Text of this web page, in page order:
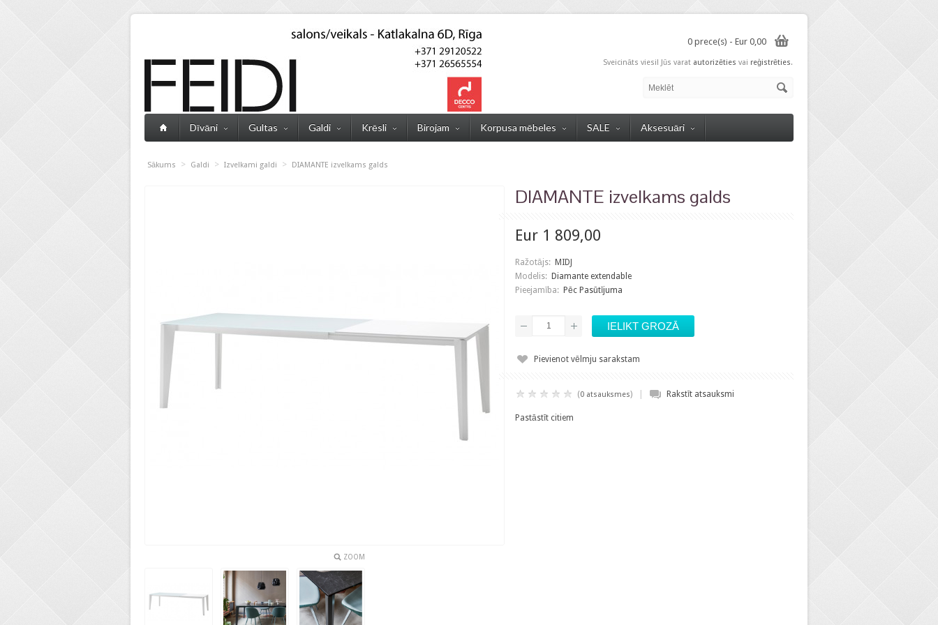
Sveicināts viesi! Jūs varat autorizēties vai reģistrēties.
0 prece(s) - Eur 0,00
Dīvāni Gultas Galdi Krēsli Birojam Korpusa mēbeles SALE Aksesuāri
Sākums > Galdi > Izvelkami galdi > DIAMANTE izvelkams galds
ZOOM
DIAMANTE izvelkams galds
Eur 1 809,00
Ražotājs:
MIDJ
Modelis: Diamante extendable
Pieejamība: Pēc Pasūtījuma
Pievienot vēlmju sarakstam
(0 atsauksmes) Rakstīt atsauksmi
Pastāstīt citiem